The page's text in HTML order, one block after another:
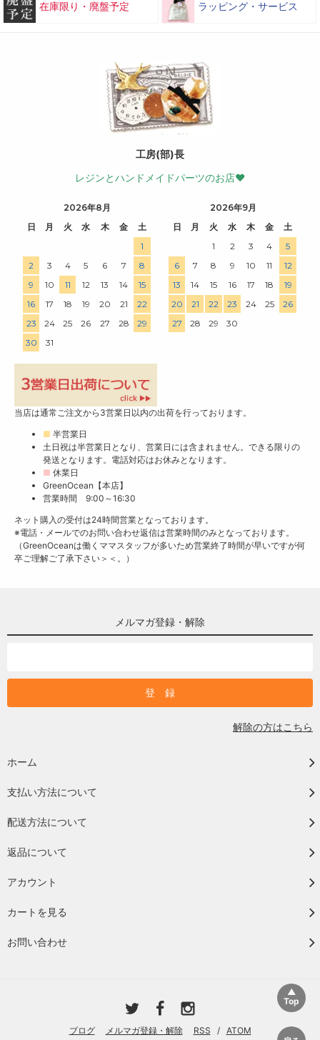
在庫限り・廃盤予定 ラッピング・サービス
工房(部)長
レジンとハンドメイドパーツのお店♥
2026年8月
日
月 火 水 木 金
土
1
2
3 4 5 6 7
8
9
10 11 12 13 14
15
16
17 18 19 20 21
22
23
24 25 26 27 28
29
30
31
2026年9月
日
月 火 水 木 金
土
1
2 3 4
5
6
7 8 9 10 11
12
13
14 15 16 17 18
19
20
21 22 23 24 25
26
27
28 29 30
当店は通常ご注文から3営業日以内の出荷を行っております。
■ 半営業日
土日祝は半営業日となり、営業日には含まれません。できる限りの
発送となります。電話対応はお休みとなります。
■ 休業日
GreenOcean【本店】
営業時間 9:00～16:30
ネット購入の受付は24時間営業となっております。
※電話・メールでのお問い合わせ返信は営業時間のみとなっております。
（GreenOceanは働くママスタッフが多いため営業終了時間が早いですが何
卒ご理解ご了承下さい＞＜。）
メルマガ登録・解除
解除の方はこちら
ホーム
支払い方法について
配送方法について
返品について
アカウント
カートを見る
お問い合わせ
ブログ メルマガ登録・解除 RSS / ATOM